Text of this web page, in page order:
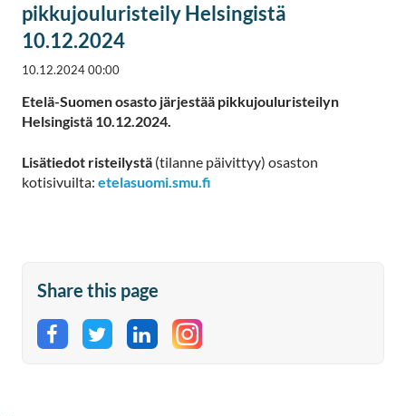
pikkujouluristeily Helsingistä
10.12.2024
10.12.2024 00:00
Etelä-Suomen osasto järjestää pikkujouluristeilyn
Helsingistä 10.12.2024.
Lisätiedot risteilystä (tilanne päivittyy) osaston
kotisivuilta: etelasuomi.smu.fi
Share this page
Share on Facebook
Share on Twitter
Share on LinkedIn